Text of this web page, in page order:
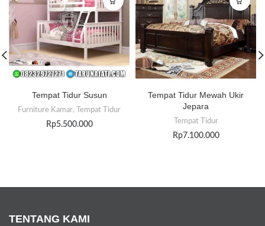
Tempat Tidur Susun
Furniture Kamar,
Tempat Tidur
Rp5.500.000
Tempat Tidur Mewah Ukir
Jepara
Tempat Tidur
Rp7.100.000
TENTANG KAMI